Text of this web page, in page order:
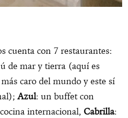
cuenta con 7 restaurantes:
de mar y tierra (aquí es
caro del mundo y este sí
Azul: un buffet con
internacional, Cabrilla: